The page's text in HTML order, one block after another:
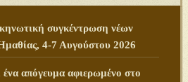
συγκέντρωση νέων
4-7 Αυγούστου 2026
ένα απόγευμα αφιερωμένο στο